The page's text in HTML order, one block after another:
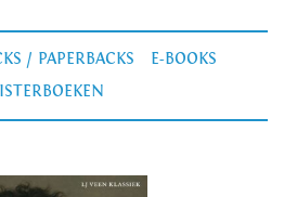
/ PAPERBACKS
E-BOOKS